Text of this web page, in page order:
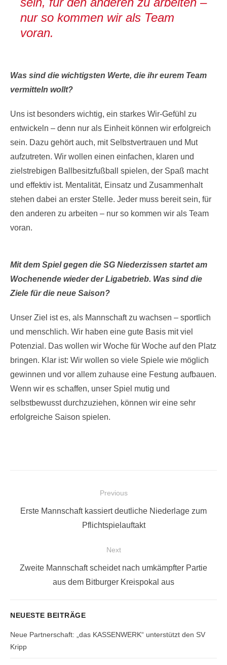
nur so kommen wir als Team
voran.
Was sind die wichtigsten Werte, die ihr eurem Team
vermitteln wollt?
Uns ist besonders wichtig, ein starkes Wir-Gefühl zu
entwickeln – denn nur als Einheit können wir erfolgreich
sein. Dazu gehört auch, mit Selbstvertrauen und Mut
aufzutreten. Wir wollen einen einfachen, klaren und
zielstrebigen Ballbesitzfußball spielen, der Spaß macht
und effektiv ist. Mentalität, Einsatz und Zusammenhalt
stehen dabei an erster Stelle. Jeder muss bereit sein, für
den anderen zu arbeiten – nur so kommen wir als Team
voran.
Mit dem Spiel gegen die SG Niederzissen startet am
Wochenende wieder der Ligabetrieb. Was sind die
Ziele für die neue Saison?
Unser Ziel ist es, als Mannschaft zu wachsen – sportlich
und menschlich. Wir haben eine gute Basis mit viel
Potenzial. Das wollen wir Woche für Woche auf den Platz
bringen. Klar ist: Wir wollen so viele Spiele wie möglich
gewinnen und vor allem zuhause eine Festung aufbauen.
Wenn wir es schaffen, unser Spiel mutig und
selbstbewusst durchzuziehen, können wir eine sehr
erfolgreiche Saison spielen.
Beitragsnavigation
Previous
Previous
Erste Mannschaft kassiert deutliche Niederlage zum
Pflichtspielauftakt
Next
Next
Zweite Mannschaft scheidet nach umkämpfter Partie
aus dem Bitburger Kreispokal aus
NEUESTE BEITRÄGE
Neue Partnerschaft: „das KASSENWERK“ unterstützt den SV
Kripp